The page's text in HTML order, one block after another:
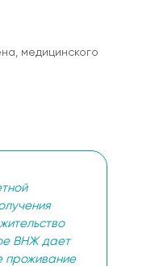
медицинского
ВНЖ дает
проживание